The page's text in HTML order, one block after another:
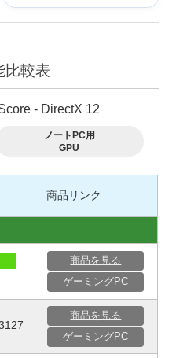
比較表
- DirectX 12
商品リンク
商品を見る
ゲーミングPC
商品を見る
ゲーミングPC
ノートPC用
GPU
参考スコア
50シリーズ
Coming Soon
Coming Soon
Coming Soon